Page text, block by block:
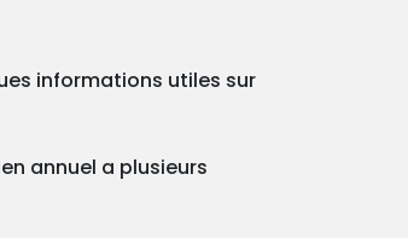
informations utiles sur
annuel a plusieurs